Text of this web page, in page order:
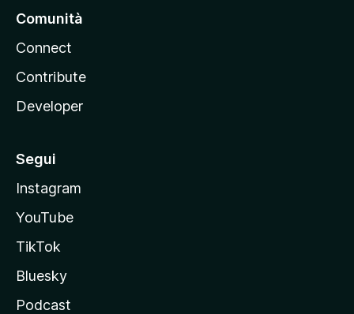
Comunità
Connect
Contribute
Developer
Segui
Instagram
YouTube
TikTok
Bluesky
Podcast